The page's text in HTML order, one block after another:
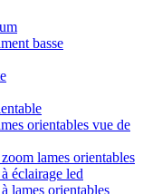
basse
orientables vue de
lames orientables
éclairage led
lames orientables